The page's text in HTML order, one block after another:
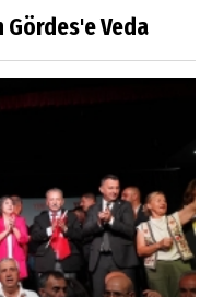
Görünmez Kalkanı
Gördes'e Veda